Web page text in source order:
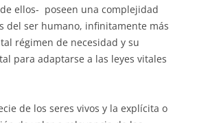
ellos- poseen una complejidad
del ser humano, infinitamente más
régimen de necesidad y su
para adaptarse a las leyes vitales
de los seres vivos y la explícita o